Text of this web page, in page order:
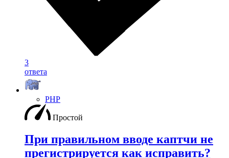
3
ответа
PHP
Простой
При правильном вводе каптчи не
прегистрируется как исправить?